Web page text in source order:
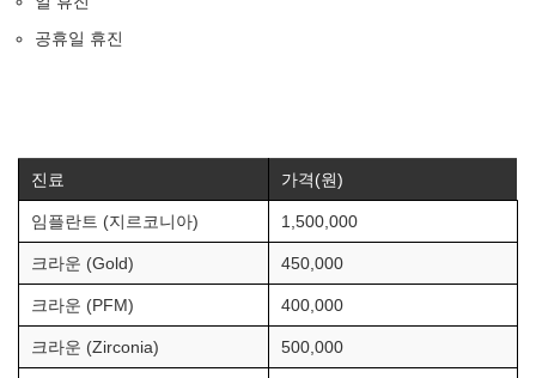
공휴일 휴진
진료 가격(원)
임플란트 (지르코니아) 1,500,000
크라운 (Gold) 450,000
크라운 (PFM) 400,000
크라운 (Zirconia) 500,000